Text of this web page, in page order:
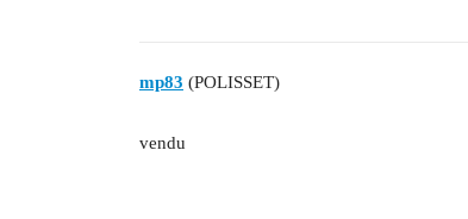
mp83 (POLISSET)
vendu